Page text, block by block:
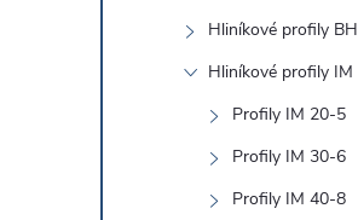
Hliníkové profily BH
Hliníkové profily IM
Profily IM 20-5
Profily IM 30-6
Profily IM 40-8